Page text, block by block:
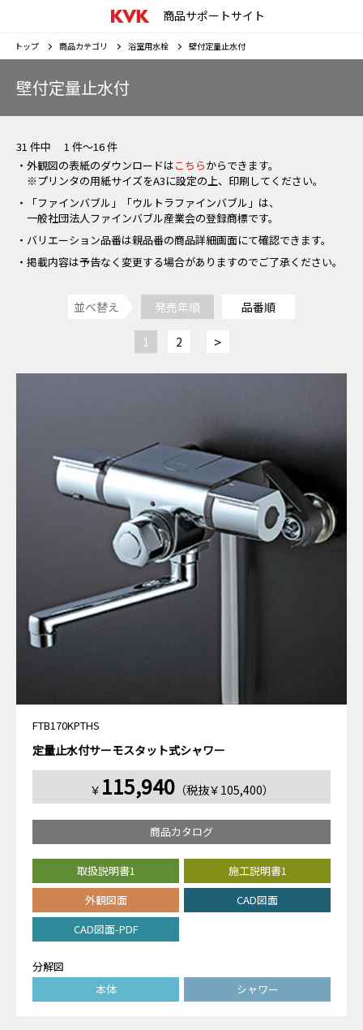
商品サポートサイト
トップ 商品カテゴリ 浴室用水栓 壁付定量止水付
壁付定量止水付
31 件中 1 件～16 件
・外観図の表紙のダウンロードはこちらからできます。
※プリンタの用紙サイズをA3に設定の上、印刷してください。
・「ファインバブル」「ウルトラファインバブル」は、
一般社団法人ファインバブル産業会の登録商標です。
・バリエーション品番は親品番の商品詳細画面にて確認できます。
・掲載内容は予告なく変更する場合がありますのでご了承ください。
並べ替え 発売年順 品番順
1 2 >
FTB170KPTHS
定量止水付サーモスタット式シャワー
￥ 115,940（税抜￥105,400）
商品カタログ
取扱説明書1
施工説明書1
外観図面
CAD図面
CAD図面-PDF
分解図
本体
シャワー